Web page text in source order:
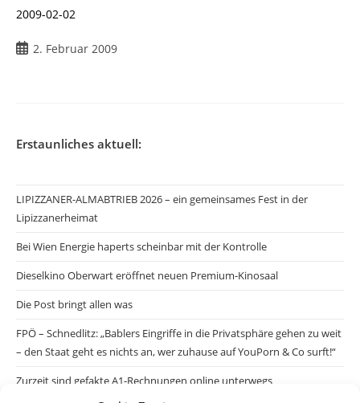
2009-02-02
Beitrag2. Februar 2009
Erstaunliches aktuell:
LIPIZZANER-ALMABTRIEB 2026 – ein gemeinsames Fest in der
Lipizzanerheimat
Bei Wien Energie haperts scheinbar mit der Kontrolle
Dieselkino Oberwart eröffnet neuen Premium-Kinosaal
Die Post bringt allen was
FPÖ – Schnedlitz: „Bablers Eingriffe in die Privatsphäre gehen zu weit
– den Staat geht es nichts an, wer zuhause auf YouPorn & Co surft!“
Zurzeit sind gefakte A1-Rechnungen online unterwegs